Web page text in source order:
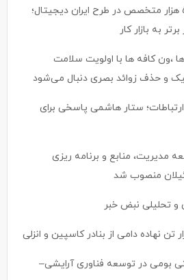
توکلی: هدف‌گذاری ۵۰۰ هزار متخصص در طرح ایران دیجیتال؛
،ون کافه ها با اولویت سلامت
و حذف زوائد بصری دنبال می‌شود
ارتباطات؛ ستار هاشمی پاسخی برای
منابع و برنامه ریزی
منصوب شد
و تحلیلی نبض خبر
بومی در توسعه فناوری آرایشی–